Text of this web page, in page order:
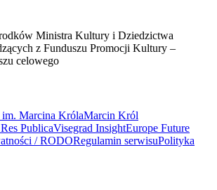
Ministra Kultury i Dziedzictwa
z Funduszu Promocji Kultury –
celowego
im. Marcina KrólaMarcin Król
PublicaVisegrad InsightEurope Future
/ RODORegulamin serwisuPolityka